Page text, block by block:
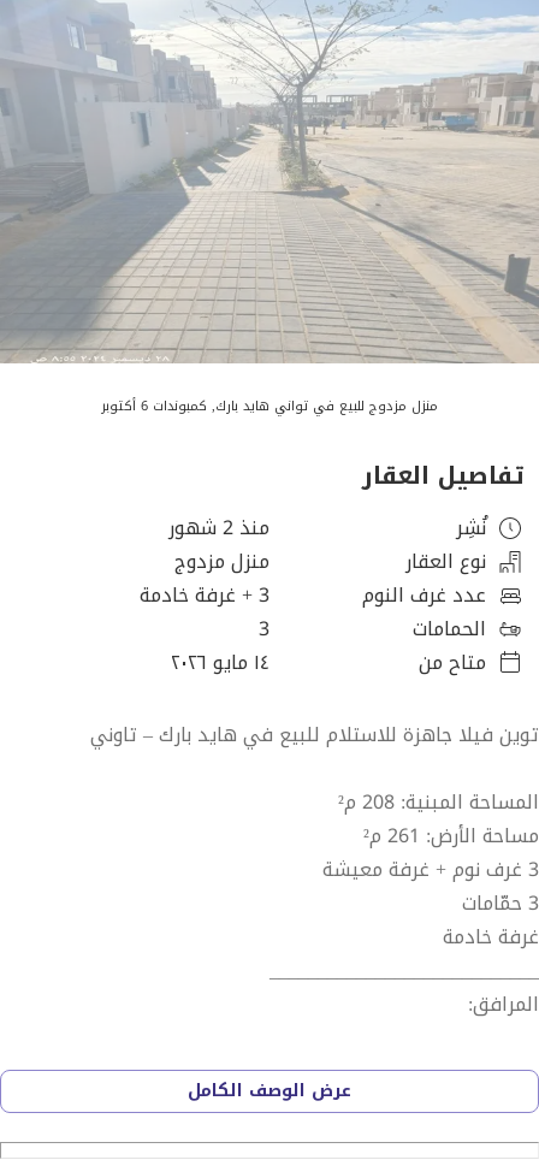
منزل مزدوج للبيع في تواني هايد بارك, كمبوندات 6 أكتوبر
تفاصيل العقار
نُشِر
منذ 2 شهور
نوع العقار
منزل مزدوج
عدد غرف النوم
3+ غرفة خادمة
الحمامات
3
متاح من
١٤ مايو ٢٠٢٦
توين فيلا جاهزة للاستلام للبيع في هايد بارك – تاوني
المساحة المبنية: 208 م²
مساحة الأرض: 261 م²
3 غرف نوم + غرفة معيشة
3 حمّامات
غرفة خادمة
____________________________
المرافق:
31 فدان
أمن وحراسة على مدار 24/7
مساحات خضراء ولاندسكيب
عرض الوصف الكامل